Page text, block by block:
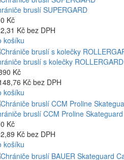
bruslí SUPERGARD
Kč
Kč bez DPH
košíku
bruslí s kolečky ROLLERGARD
Kč
Kč bez DPH
košíku
bruslí CCM Proline Skateguard
Kč
Kč bez DPH
košíku